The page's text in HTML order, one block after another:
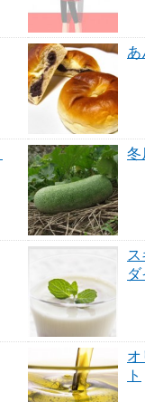
あ
冬
オ
ト